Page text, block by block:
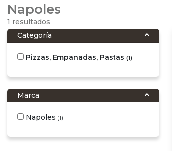
Napoles
1 resultados
Categoría
Pizzas, Empanadas, Pastas (1)
Marca
Napoles (1)